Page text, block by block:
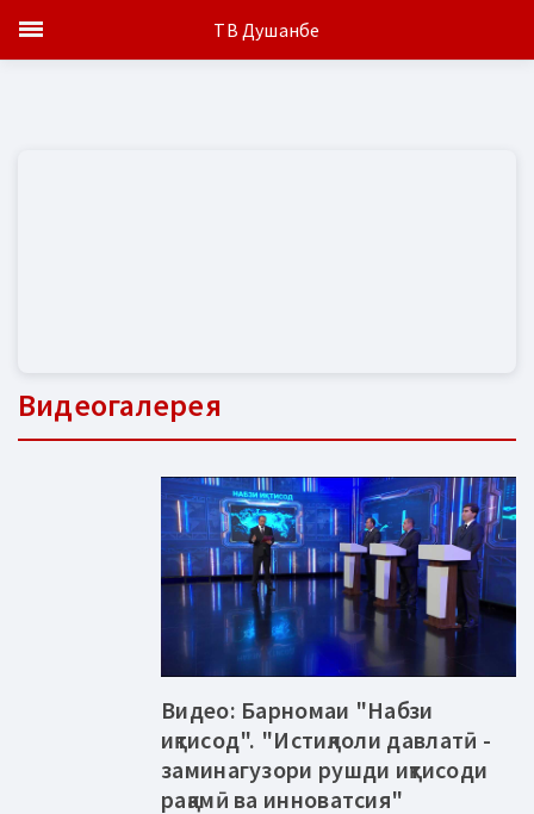
Видеогалерея
Видео: Барномаи "Набзи
иқтисод". "Истиқлоли давлатӣ -
заминагузори рушди иқтисоди
рақамӣ ва инноватсия"
ТВ Душанбе